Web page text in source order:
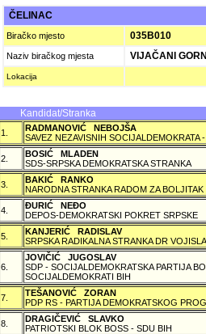
ČELINAC
Biračko mjesto 035B010
Naziv biračkog mjesta VIJAČANI
Lokacija
Kandidat/Stranka
1.
RADMANOVIĆ NEBOJŠA
SAVEZ NEZAVISNIH SOCIJALDEMOKRATA
2.
BOSIĆ MLADEN
SDS-SRPSKA DEMOKRATSKA STRANKA
3.
BAKIĆ RANKO
NARODNA STRANKA RADOM ZA BOLJITAK
4.
ÐURIĆ NEÐO
DEPOS-DEMOKRATSKI POKRET SRPSKE
5.
KANJERIĆ RADISLAV
SRPSKA RADIKALNA STRANKA DR
6.
JOVIČIĆ JUGOSLAV
SDP - SOCIJALDEMOKRATSKA PARTIJA
SOCIJALDEMOKRATI BIH
7.
TEŠANOVIĆ ZORAN
PDP RS - PARTIJA DEMOKRATSKOG
8.
DRAGIČEVIĆ SLAVKO
PATRIOTSKI BLOK BOSS - SDU BIH